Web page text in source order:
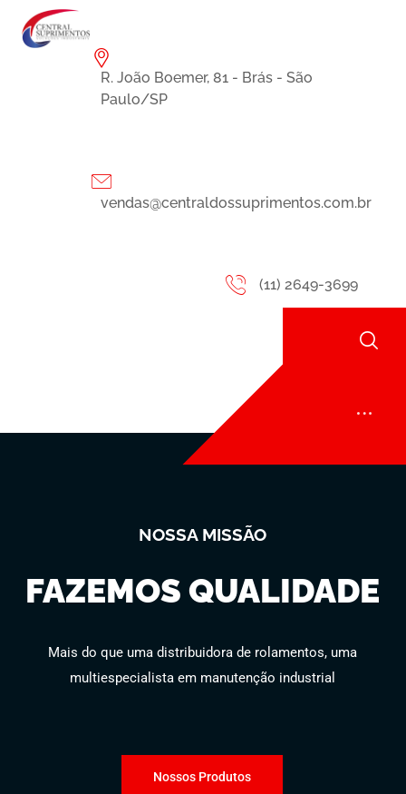
R. João Boemer, 81 - Brás - São
Paulo/SP
vendas@centraldossuprimentos.com.br
(11) 2649-3699
FAZEMOS QUALIDADE
NOSSA MISSÃO
Mais do que uma distribuidora de rolamentos, uma
multiespecialista em manutenção industrial
Nossos Produtos